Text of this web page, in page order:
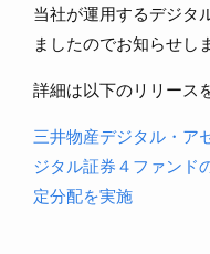
当社が運用するデジタ
ましたのでお知らせし
詳細は以下のリリース
三井物産デジタル・ア
ジタル証券４ファンド
定分配を実施